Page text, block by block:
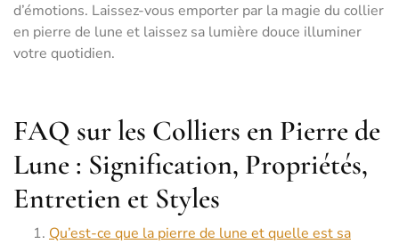
d’émotions. Laissez-vous emporter par la magie du collier
en pierre de lune et laissez sa lumière douce illuminer
votre quotidien.
FAQ sur les Colliers en Pierre de
Lune : Signification, Propriétés,
Entretien et Styles
Qu’est-ce que la pierre de lune et quelle est sa